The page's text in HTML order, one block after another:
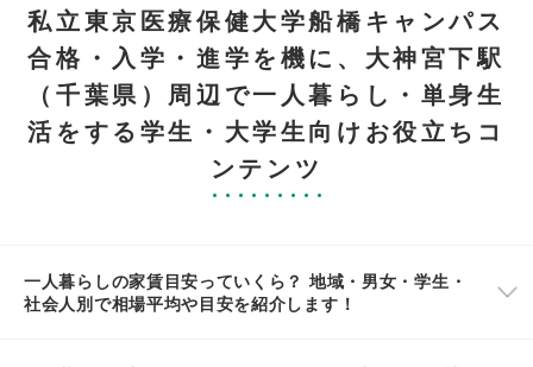
私立東京医療保健大学船橋キャンパス
合格・入学・進学を機に、大神宮下駅
（千葉県）周辺で一人暮らし・単身生
活をする学生・大学生向けお役立ちコ
ンテンツ
一人暮らしの家賃目安っていくら？ 地域・男女・学生・
社会人別で相場平均や目安を紹介します！